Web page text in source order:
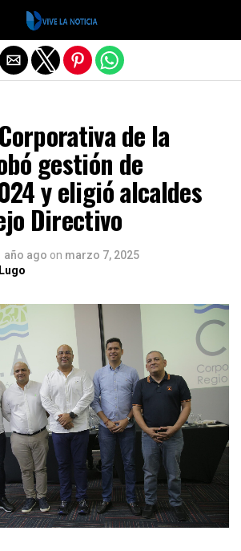
de la
gestión de
y eligió alcaldes
Directivo
año ago on marzo 7, 2025
de la versión móvil